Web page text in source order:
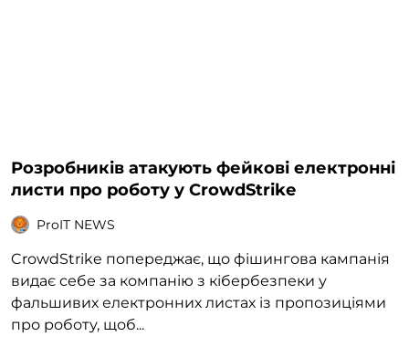
Розробників атакують фейкові електронні
листи про роботу у CrowdStrike
ProIT NEWS
CrowdStrike попереджає, що фішингова кампанія
видає себе за компанію з кібербезпеки у
фальшивих електронних листах із пропозиціями
про роботу, щоб...